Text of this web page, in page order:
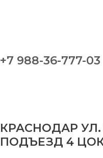
+7 988-36-777-03
КРАСНОДАР
ПОДЪЕЗД 4